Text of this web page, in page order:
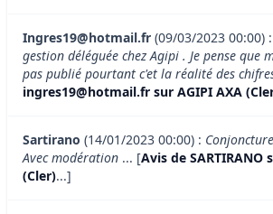
Ingres19@hotmail.fr (09/03/2023 00:00)
gestion déléguée chez Agipi . Je pense que
pas publié pourtant c'et la réalité des
ingres19@hotmail.fr sur AGIPI AXA
Sartirano (14/01/2023 00:00) :
Avec modération ... [Avis de SARTIRANO
(Cler)...]